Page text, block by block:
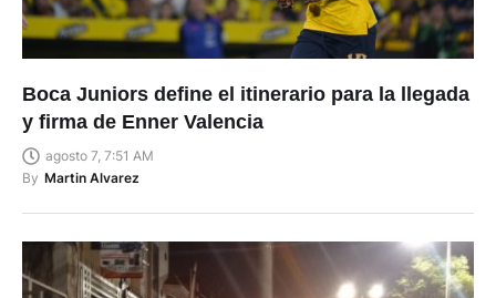
Boca Juniors define el itinerario para la llegada
y firma de Enner Valencia
agosto 7, 7:51 AM
By Martin Alvarez